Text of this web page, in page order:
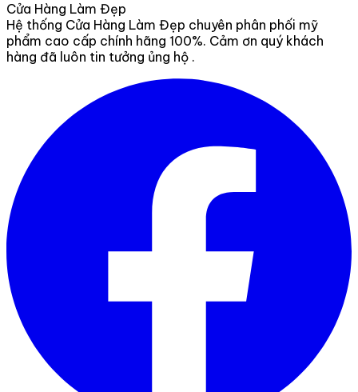
Cửa Hàng Làm Đẹp
Hệ thống Cửa Hàng Làm Đẹp chuyên phân phối mỹ
phẩm cao cấp chính hãng 100%. Cảm ơn quý khách
hàng đã luôn tin tưởng ủng hộ .